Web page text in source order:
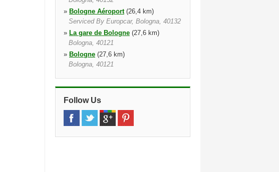
» Bologne Aéroport(26,4 km)
Serviced By Europcar, Bologna, 40132
» La gare de Bologne (27,6 km)
Bologna, 40121
» Bologne (27,6 km)
Bologna, 40121
Via E. Mattei, 46, Bologna, 40132
»Bologna Ville Industrial Zone
Via Poli 3, Zola Predosa, Bologna,
40069
Follow Us